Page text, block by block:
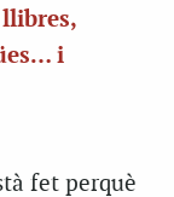
i
fet perquè